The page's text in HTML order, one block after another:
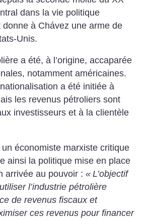
dans la vie politique
à Chávez une arme de
Unis.
a été, à l’origine, accaparée
notamment américaines.
a été initiée à
les revenus pétroliers sont
investisseurs et à la clientèle
économiste marxiste critique
ainsi la politique mise en place
arrivée au pouvoir :« L’objectif
l’industrie pétrolière
de revenus fiscaux et
ces revenus pour financer